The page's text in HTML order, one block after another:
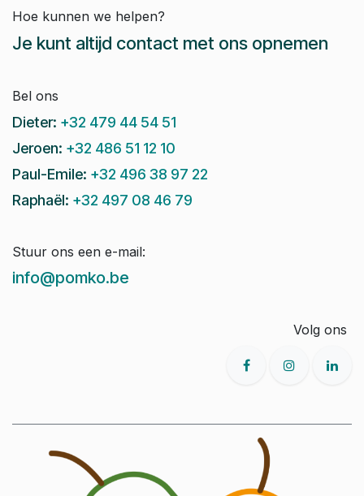
Hoe kunnen we helpen?
Je kunt altijd contact met ons opnemen
Bel ons
Dieter: +32 479 44 54 51
Jeroen: +32 486 51 12 10
Paul-Emile: +32 496 38 97 22
Raphaël: +32 497 08 46 79
Stuur ons een e-mail:
info@pomko.be
Volg ons